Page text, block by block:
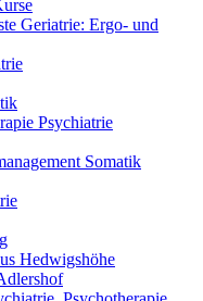
Geriatrie: Ergo- und
Psychiatrie
Somatik
Hedwigshöhe